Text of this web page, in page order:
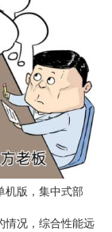
机版，集中式部
情况，综合性能远